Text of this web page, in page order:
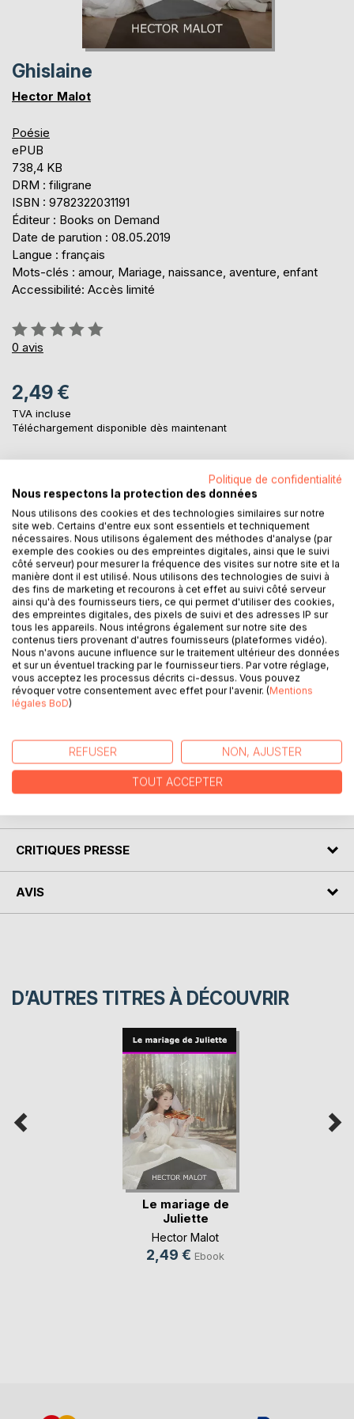
Ghislaine
Hector Malot
Poésie
ePUB
738,4 KB
DRM : filigrane
ISBN : 9782322031191
Éditeur : Books on Demand
Date de parution : 08.05.2019
Langue : français
Mots-clés : amour, Mariage, naissance, aventure, enfant
Accessibilité: Accès limité
Évaluation:
0%
0 avis
2,49 €
TVA incluse
Téléchargement disponible dès maintenant
AJOUTER AU PANIER
Ajouter à ma liste d'envies
Laisser un avis
DESCRIPTION
Dans ce roman, Hector Malot aborde le problème de la
noblesse. Ghislaine, Princesse de Chambrais, est violée et
un enfant nait de ce viol.
CRITIQUES PRESSE
AVIS
D’AUTRES TITRES À DÉCOUVRIR
Le mariage de
Juliette
Hector Malot
2,49 € Ebook
Politique de confidentialité
Nous respectons la protection des données
Nous utilisons des cookies et des technologies similaires sur notre
site web. Certains d'entre eux sont essentiels et techniquement
nécessaires. Nous utilisons également des méthodes d'analyse (par
exemple des cookies ou des empreintes digitales, ainsi que le suivi
côté serveur) pour mesurer la fréquence des visites sur notre site et la
manière dont il est utilisé. Nous utilisons des technologies de suivi à
des fins de marketing et recourons à cet effet au suivi côté serveur
ainsi qu'à des fournisseurs tiers, ce qui permet d'utiliser des cookies,
des empreintes digitales, des pixels de suivi et des adresses IP sur
tous les appareils. Nous intégrons également sur notre site des
contenus tiers provenant d'autres fournisseurs (plateformes vidéo).
Nous n'avons aucune influence sur le traitement ultérieur des données
et sur un éventuel tracking par le fournisseur tiers. Par votre réglage,
vous acceptez les processus décrits ci-dessus. Vous pouvez
révoquer votre consentement avec effet pour l'avenir. (Mentions
légales BoD)
REFUSER NON, AJUSTER
TOUT ACCEPTER